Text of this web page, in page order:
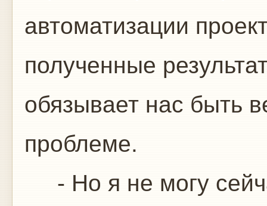
автоматизации
полученные
обязывает нас быть
проблеме.
- Но я не могу